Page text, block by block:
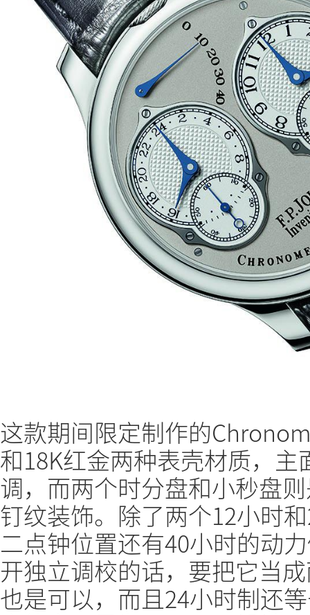
这款期间限定制作的
和18K红金两种表壳材质，
调，而两个时分盘和小秒盘
钉纹装饰。除了两个12小时
二点钟位置还有40小时的动
开独立调校的话，要把它当
也是可以，而且24小时制还